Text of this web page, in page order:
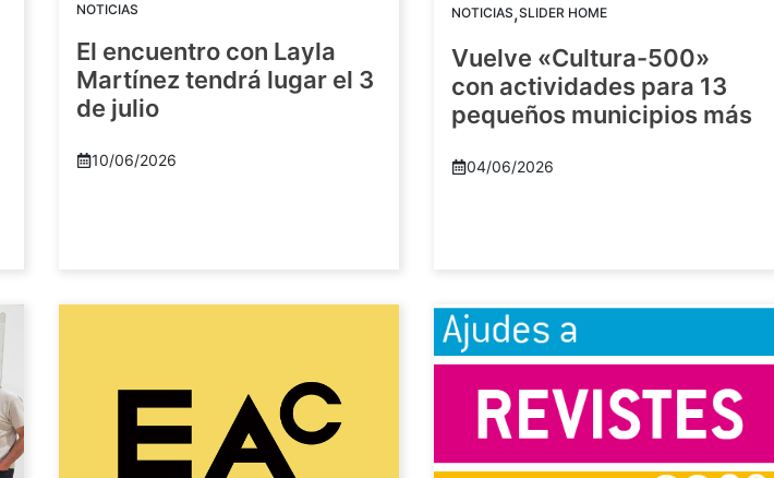
NOTICIAS
El encuentro con Layla
Martínez tendrá lugar el 3
de julio
10/06/2026
NOTICIAS,SLIDER HOME
Vuelve «Cultura-500»
con actividades para 13
pequeños municipios más
04/06/2026